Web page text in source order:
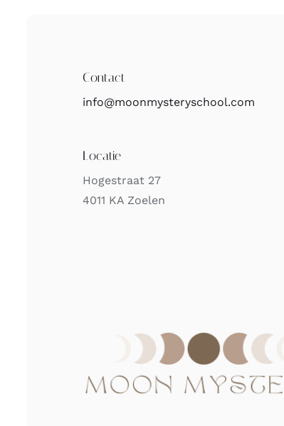
Contact
info@moonmysteryschool.com
Locatie
Hogestraat 27
4011 KA Zoelen